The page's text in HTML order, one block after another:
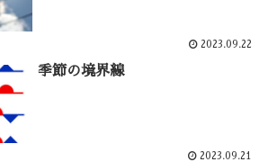
2023.09.22
季節の境界線
2023.09.21